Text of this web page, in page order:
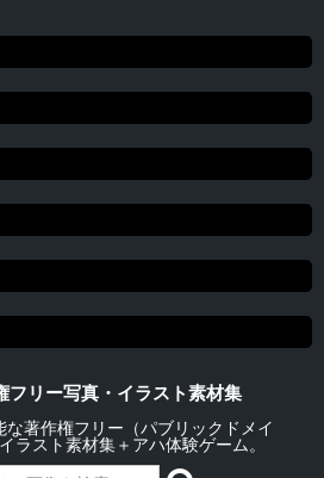
フリー写真・イラスト素材集
著作権フリー（パブリックドメイ
ラスト素材集＋アハ体験ゲーム。